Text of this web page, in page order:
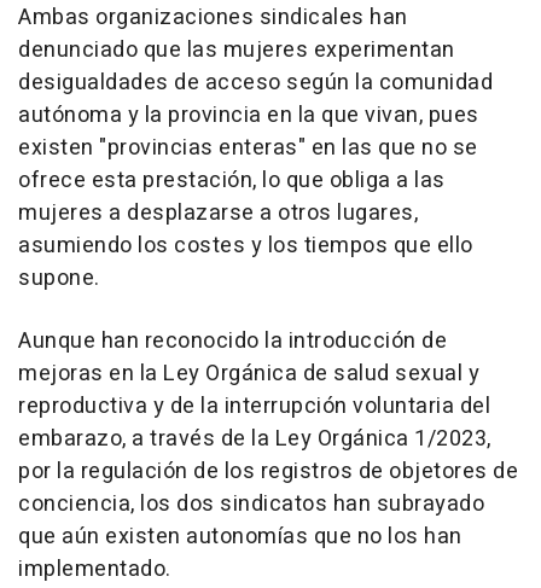
Ambas organizaciones sindicales han
denunciado que las mujeres experimentan
desigualdades de acceso según la comunidad
autónoma y la provincia en la que vivan, pues
existen "provincias enteras" en las que no se
ofrece esta prestación, lo que obliga a las
mujeres a desplazarse a otros lugares,
asumiendo los costes y los tiempos que ello
supone.
Aunque han reconocido la introducción de
mejoras en la Ley Orgánica de salud sexual y
reproductiva y de la interrupción voluntaria del
embarazo, a través de la Ley Orgánica 1/2023,
por la regulación de los registros de objetores de
conciencia, los dos sindicatos han subrayado
que aún existen autonomías que no los han
implementado.